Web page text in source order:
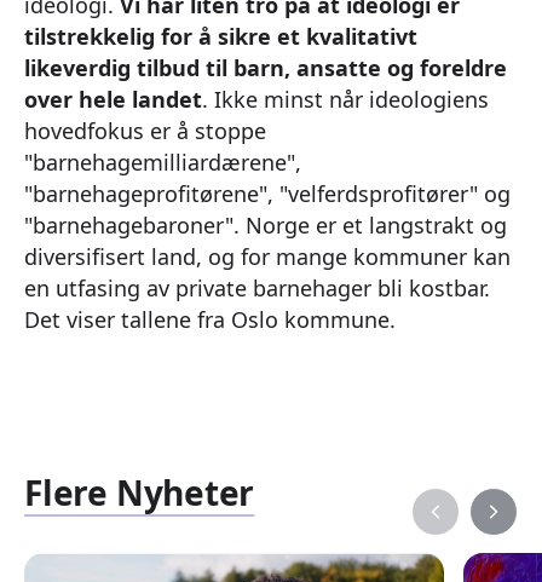
tilstrekkelig for å sikre et kvalitativt
likeverdig tilbud til barn, ansatte og foreldre
over hele landet. Ikke minst når ideologiens
hovedfokus er å stoppe
"barnehagemilliardærene",
"barnehageprofitørene", "velferdsprofitører" og
"barnehagebaroner". Norge er et langstrakt og
diversifisert land, og for mange kommuner kan
en utfasing av private barnehager bli kostbar.
Det viser tallene fra Oslo kommune.
Flere Nyheter